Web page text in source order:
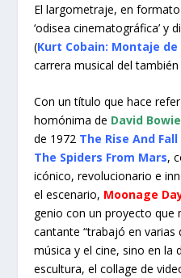
El largometraje, en
‘odisea cinematográfica’ y
(Kurt Cobain: Montaje de
carrera musical del
Con un título que hace
homónima de David Bowie
de 1972 The Rise And
The Spiders From Mars,
icónico, revolucionario e
el escenario, Moonage
genio con un proyecto
cantante “trabajó en varias
música y el cine, sino en la
escultura, el collage de